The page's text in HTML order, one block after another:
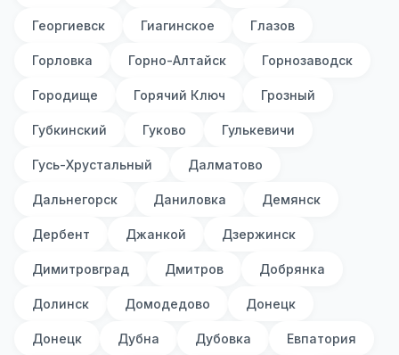
Георгиевск Гиагинское Глазов
Горловка Горно-Алтайск Горнозаводск
Городище Горячий Ключ Грозный
Губкинский Гуково Гулькевичи
Гусь-Хрустальный Далматово
Дальнегорск Даниловка Демянск
Дербент Джанкой Дзержинск
Димитровград Дмитров Добрянка
Долинск Домодедово Донецк
Донецк Дубна Дубовка Евпатория